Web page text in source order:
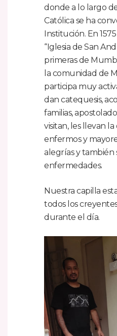
donde a lo largo
Católica se ha
Institución. En
“Iglesia de San
primeras de
la comunidad de
participa muy
dan catequesis,
familias,
visitan, les llevan
enfermos y
alegrías y también
enfermedades.
Nuestra capilla
todos los
durante el día.